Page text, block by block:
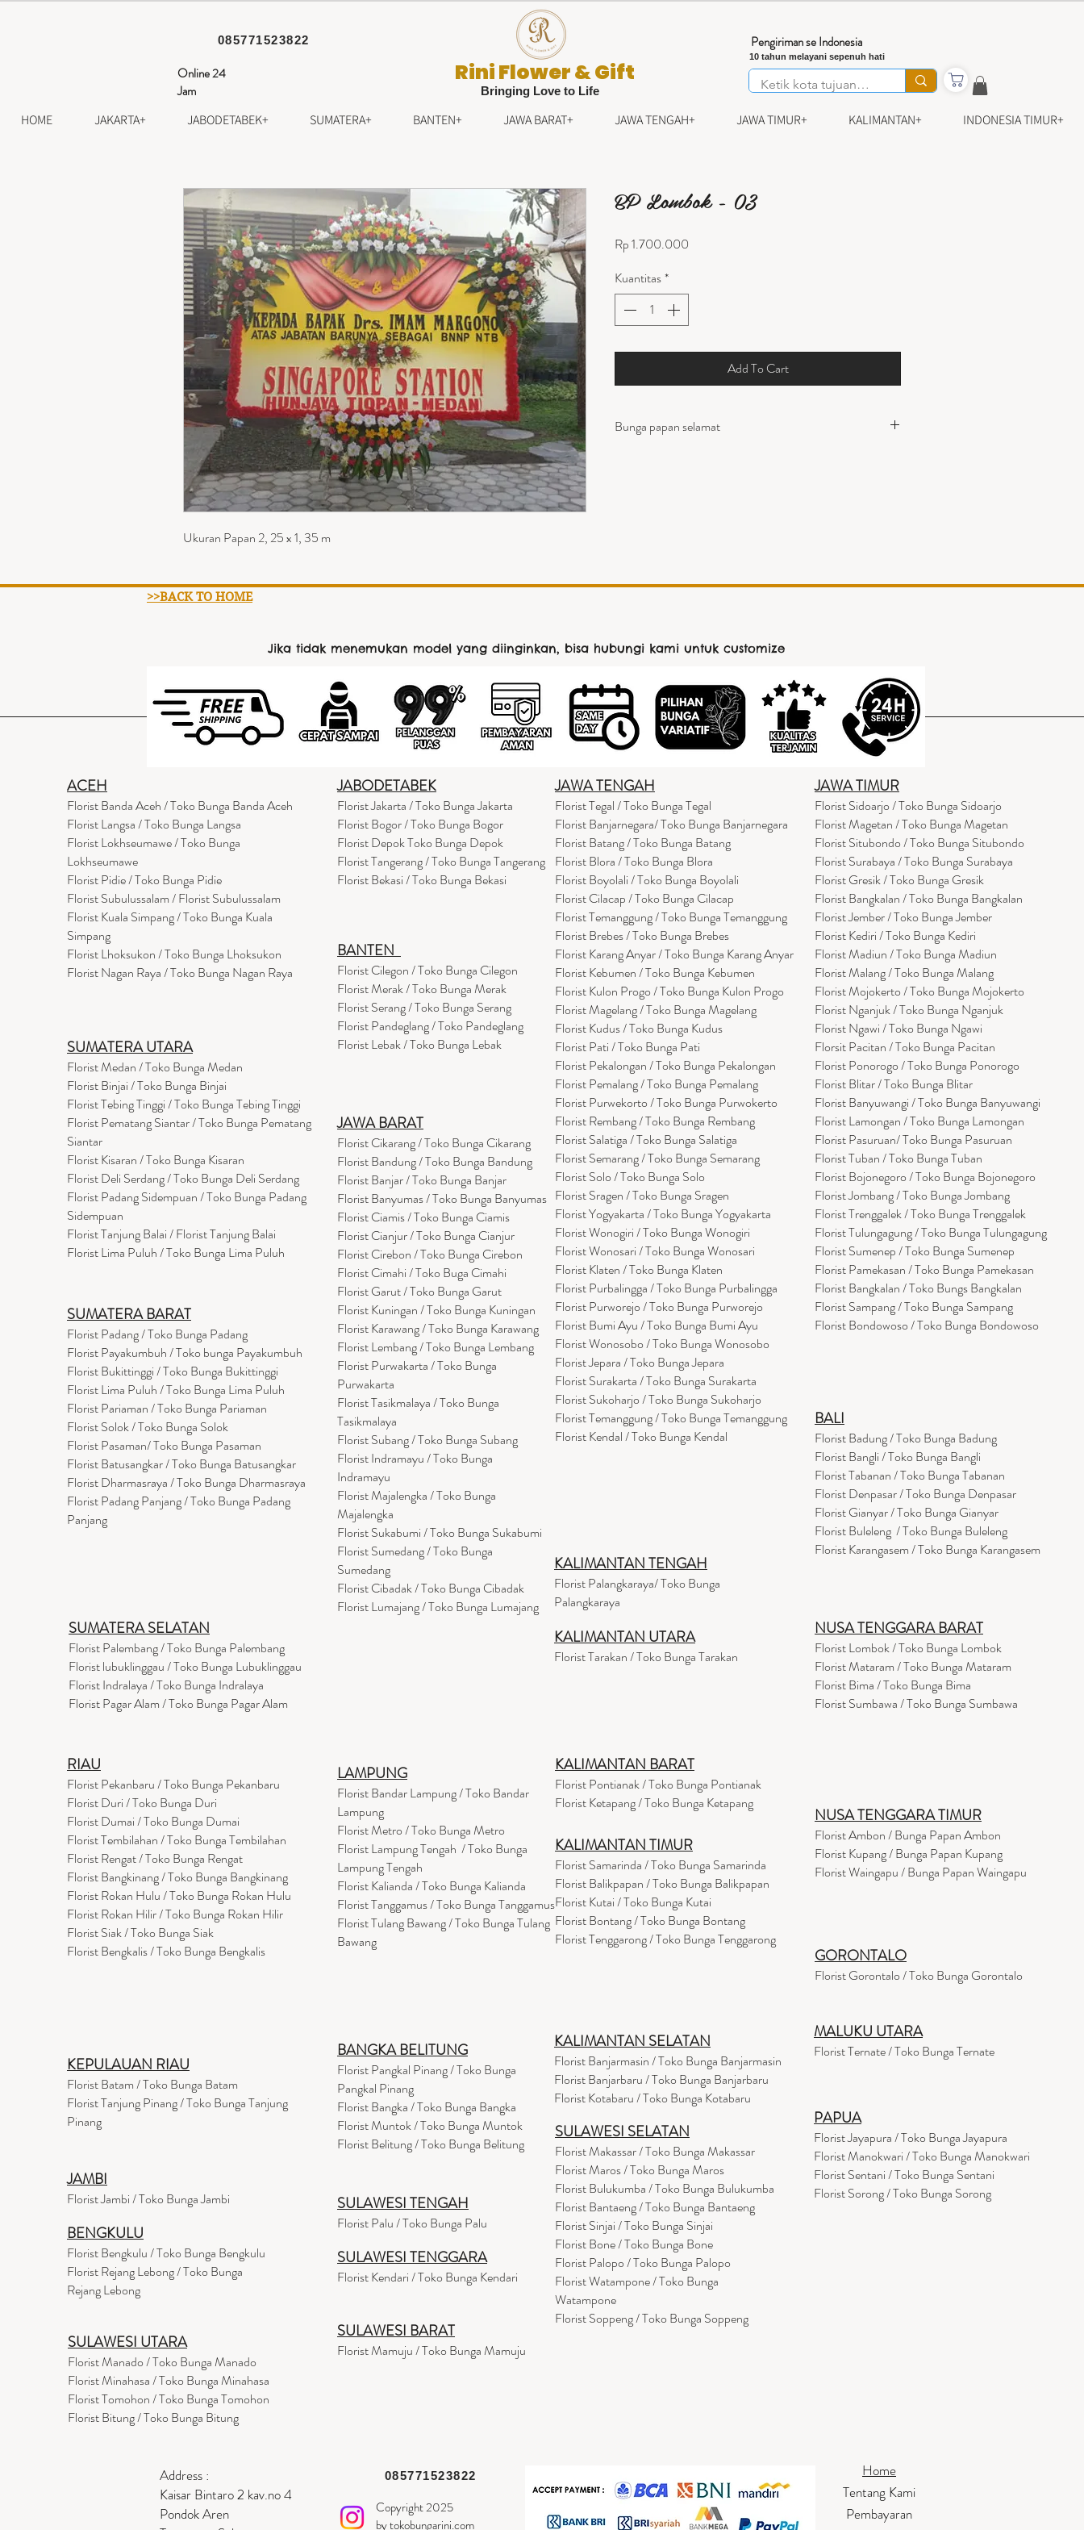
085771523822
Online 24
Jam
Rini Flower & Gift
Bringing Love to Life
10 tahun melayani sepenuh hati
Pengiriman se Indonesia
HOME JAKARTA+ JABODETABEK+ SUMATERA+ BANTEN+ JAWA BARAT+ JAWA TENGAH+ JAWA TIMUR+ KALIMANTAN+ INDONESIA TIMUR+
Ukuran Papan 2, 25 x 1, 35 m
BP Lombok - 03
Rp 1.700.000
Kuantitas*
Add To Cart
Bunga papan selamat
>>BACK TO HOME
Jika tidak menemukan model yang diinginkan, bisa hubungi kami untuk customize
ACEH
Florist Banda Aceh / Toko Bunga Banda Aceh
Florist Langsa / Toko Bunga Langsa
Florist Lokhseumawe / Toko Bunga
Lokhseumawe
Florist Pidie / Toko Bunga Pidie
Florist Subulussalam / Florist Subulussalam
Florist Kuala Simpang / Toko Bunga Kuala
Simpang
Florist Lhoksukon / Toko Bunga Lhoksukon
Florist Nagan Raya / Toko Bunga Nagan Raya
SUMATERA UTARA
Florist Medan / Toko Bunga Medan
Florist Binjai / Toko Bunga Binjai
Florist Tebing Tinggi / Toko Bunga Tebing Tinggi
Florist Pematang Siantar / Toko Bunga Pematang
Siantar
Florist Kisaran / Toko Bunga Kisaran
Florist Deli Serdang / Toko Bunga Deli Serdang
Florist Padang Sidempuan / Toko Bunga Padang
Sidempuan
Florist Tanjung Balai / Florist Tanjung Balai
Florist Lima Puluh / Toko Bunga Lima Puluh
SUMATERA BARAT
Florist Padang / Toko Bunga Padang
Florist Payakumbuh / Toko bunga Payakumbuh
Florist Bukittinggi / Toko Bunga Bukittinggi
Florist Lima Puluh / Toko Bunga Lima Puluh
Florist Pariaman / Toko Bunga Pariaman
Florist Solok / Toko Bunga Solok
Florist Pasaman/ Toko Bunga Pasaman
Florist Batusangkar / Toko Bunga Batusangkar
Florist Dharmasraya / Toko Bunga Dharmasraya
Florist Padang Panjang / Toko Bunga Padang
Panjang
SUMATERA SELATAN
Florist Palembang / Toko Bunga Palembang
Florist lubuklinggau / Toko Bunga Lubuklinggau
Florist Indralaya / Toko Bunga Indralaya
Florist Pagar Alam / Toko Bunga Pagar Alam
JABODETABEK
Florist Jakarta / Toko Bunga Jakarta
Florist Bogor / Toko Bunga Bogor
Florist Depok Toko Bunga Depok
Florist Tangerang / Toko Bunga Tangerang
Florist Bekasi / Toko Bunga Bekasi
BANTEN
Florist Cilegon / Toko Bunga Cilegon
Florist Merak / Toko Bunga Merak
Florist Serang / Toko Bunga Serang
Florist Pandeglang / Toko Pandeglang
Florist Lebak / Toko Bunga Lebak
JAWA BARAT
Florist Cikarang/ Toko Bunga Cikarang
Florist Bandung / Toko Bunga Bandung
Florist Banjar / Toko Bunga Banjar
Florist Banyumas / Toko Bunga Banyumas
Florist Ciamis / Toko Bunga Ciamis
Florist Cianjur / Toko Bunga Cianjur
Florist Cirebon / Toko Bunga Cirebon
Florist Cimahi / Toko Buga Cimahi
Florist Garut / Toko Bunga Garut
Florist Kuningan / Toko Bunga Kuningan
Florist Karawang / Toko Bunga Karawang
Florist Lembang / Toko Bunga Lembang
Florist Purwakarta / Toko Bunga
Purwakarta
Florist Tasikmalaya / Toko Bunga
Tasikmalaya
Florist Subang / Toko Bunga Subang
Florist Indramayu / Toko Bunga
Indramayu
Florist Majalengka / Toko Bunga
Majalengka
Florist Sukabumi / Toko Bunga Sukabumi
Florist Sumedang / Toko Bunga
Sumedang
Florist Cibadak / Toko Bunga Cibadak
Florist Lumajang / Toko Bunga Lumajang
JAWA TENGAH
Florist Tegal / Toko Bunga Tegal
Florist Banjarnegara/ Toko Bunga Banjarnegara
Florist Batang / Toko Bunga Batang
Florist Blora / Toko Bunga Blora
Florist Boyolali / Toko Bunga Boyolali
Florist Cilacap / Toko Bunga Cilacap
Florist Temanggung / Toko Bunga Temanggung
Florist Brebes / Toko Bunga Brebes
Florist Karang Anyar / Toko Bunga Karang Anyar
Florist Kebumen / Toko Bunga Kebumen
Florist Kulon Progo / Toko Bunga Kulon Progo
Florist Magelang / Toko Bunga Magelang
Florist Kudus / Toko Bunga Kudus
Florist Pati / Toko Bunga Pati
Florist Pekalongan / Toko Bunga Pekalongan
Florist Pemalang / Toko Bunga Pemalang
Florist Purwekorto / Toko Bunga Purwokerto
Florist Rembang / Toko Bunga Rembang
Florist Salatiga / Toko Bunga Salatiga
Florist Semarang / Toko Bunga Semarang
Florist Solo / Toko Bunga Solo
Florist Sragen / Toko Bunga Sragen
Florist Yogyakarta / Toko Bunga Yogyakarta
Florist Wonogiri / Toko Bunga Wonogiri
Florist Wonosari / Toko Bunga Wonosari
Florist Klaten / Toko Bunga Klaten
Florist Purbalingga / Toko Bunga Purbalingga
Florist Purworejo / Toko Bunga Purworejo
Florist Bumi Ayu / Toko Bunga Bumi Ayu
Florist Wonosobo / Toko Bunga Wonosobo
Florist Jepara / Toko Bunga Jepara
Florist Surakarta / Toko Bunga Surakarta
Florist Sukoharjo / Toko Bunga Sukoharjo
Florist Temanggung / Toko Bunga Temanggung
Florist Kendal / Toko Bunga Kendal
KALIMANTAN TENGAH
Florist Palangkaraya/ Toko Bunga
Palangkaraya
KALIMANTAN UTARA
Florist Tarakan / Toko Bunga Tarakan
JAWA TIMUR
Florist Sidoarjo / Toko Bunga Sidoarjo
Florist Magetan / Toko Bunga Magetan
Florist Situbondo / Toko Bunga Situbondo
Florist Surabaya / Toko Bunga Surabaya
Florist Gresik / Toko Bunga Gresik
FloristBangkalan / Toko Bunga Bangkalan
Florist Jember / Toko Bunga Jember
Florist Kediri / Toko Bunga Kediri
Florist Madiun / Toko Bunga Madiun
Florist Malang / Toko Bunga Malang
Florist Mojokerto / Toko Bunga Mojokerto
Florist Nganjuk / Toko Bunga Nganjuk
Florist Ngawi /Toko Bunga Ngawi
Florsit Pacitan / Toko Bunga Pacitan
Florist Ponorogo / Toko Bunga Ponorogo
Florist Blitar / Toko Bunga Blitar
Florist Banyuwangi / Toko Bunga Banyuwangi
Florist Lamongan / Toko Bunga Lamongan
Florist Pasuruan/ Toko Bunga Pasuruan
Florist Tuban / Toko Bunga Tuban
Florist Bojonegoro / Toko Bunga Bojonegoro
Florist Jombang / Toko Bunga Jombang
Florist Trenggalek / Toko Bunga Trenggalek
Florist Tulungagung / Toko Bunga Tulungagung
Florist Sumenep / Toko Bunga Sumenep
Florist Pamekasan / Toko Bunga Pamekasan
Florist Bangkalan / Toko Bungs Bangkalan
Florist Sampang / Toko Bunga Sampang
Florist Bondowoso / Toko Bunga Bondowoso
BALI
Florist Badung / Toko Bunga Badung
Florist Bangli / Toko Bunga Bangli
FloristTabanan/ Toko Bunga Tabanan
Florist Denpasar / Toko Bunga Denpasar
Florist Gianyar / Toko Bunga Gianyar
Florist Buleleng / Toko Bunga Buleleng
Florist Karangasem / Toko Bunga Karangasem
NUSA TENGGARA BARAT
Florist Lombok / Toko Bunga Lombok
FloristMataram/ Toko Bunga Mataram
Florist Bima / Toko Bunga Bima
Florist Sumbawa / Toko Bunga Sumbawa
RIAU
Florist Pekanbaru / Toko Bunga Pekanbaru
Florist Duri / Toko Bunga Duri
Florist Dumai / Toko Bunga Dumai
Florist Tembilahan / Toko Bunga Tembilahan
Florist Rengat / Toko Bunga Rengat
Florist Bangkinang / Toko Bunga Bangkinang
Florist Rokan Hulu / Toko Bunga Rokan Hulu
Florist Rokan Hilir / Toko Bunga Rokan Hilir
Florist Siak / Toko Bunga Siak
Florist Bengkalis / Toko Bunga Bengkalis
LAMPUNG
Florist Bandar Lampung / Toko Bandar
Lampung
Florist Metro / Toko Bunga Metro
Florist Lampung Tengah / Toko Bunga
Lampung Tengah
Florist Kalianda / Toko Bunga Kalianda
Florist Tanggamus / Toko Bunga Tanggamus
Florist Tulang Bawang / Toko Bunga Tulang
Bawang
KALIMANTAN BARAT
Florist Pontianak / Toko Bunga Pontianak
Florist Ketapang / Toko Bunga Ketapang
KALIMANTAN TIMUR
Florist Samarinda / Toko Bunga Samarinda
Florist Balikpapan / Toko Bunga Balikpapan
Florist Kutai / Toko Bunga Kutai
Florist Bontang / Toko Bunga Bontang
Florist Tenggarong / Toko Bunga Tenggarong
NUSA TENGGARA TIMUR
Florist Ambon / Bunga Papan Ambon
Florist Kupang / Bunga Papan Kupang
Florist Waingapu / Bunga Papan Waingapu
GORONTALO
Florist Gorontalo / Toko Bunga Gorontalo
KEPULAUAN RIAU
Florist Batam / Toko Bunga Batam
Florist Tanjung Pinang / Toko Bunga Tanjung
Pinang
JAMBI
Florist Jambi / Toko Bunga Jambi
BENGKULU
Florist Bengkulu / Toko Bunga Bengkulu
Florist Rejang Lebong / Toko Bunga
Rejang Lebong
SULAWESI UTARA
Florist Manado / Toko Bunga Manado
Florist Minahasa / Toko Bunga Minahasa
Florist Tomohon / Toko Bunga Tomohon
Florist Bitung / Toko Bunga Bitung
KALIMANTAN SELATAN
Florist Banjarmasin/ Toko Bunga Banjarmasin
Florist Banjarbaru / Toko Bunga Banjarbaru
Florist Kotabaru / Toko Bunga Kotabaru
BANGKA BELITUNG
Florist Pangkal Pinang / Toko Bunga
Pangkal Pinang
Florist Bangka / Toko Bunga Bangka
Florist Muntok / Toko Bunga Muntok
Florist Belitung / Toko Bunga Belitung
SULAWESI TENGAH
Florist Palu / Toko Bunga Palu
SULAWESI TENGGARA
Florist Kendari / Toko Bunga Kendari
SULAWESI SELATAN
Florist Makassar / Toko Bunga Makassar
Florist Maros / Toko Bunga Maros
Florist Bulukumba / Toko Bunga Bulukumba
Florist Bantaeng / Toko Bunga Bantaeng
Florist Sinjai / Toko Bunga Sinjai
Florist Bone / Toko Bunga Bone
Florist Palopo / Toko Bunga Palopo
Florist Watampone / Toko Bunga
Watampone
Florist Soppeng / Toko Bunga Soppeng
SULAWESI BARAT
Florist Mamuju / Toko Bunga Mamuju
MALUKU UTARA
Florist Ternate / Toko Bunga Ternate
PAPUA
Florist Jayapura / Toko Bunga Jayapura
Florist Manokwari / Toko Bunga Manokwari
Florist Sentani / Toko Bunga Sentani
Florist Sorong / Toko Bunga Sorong
Home
Tentang Kami
Pembayaran
Address :
Kaisar Bintaro 2 kav.no 4
Pondok Aren
Copyright 2025
by tokobungarini.com
085771523822